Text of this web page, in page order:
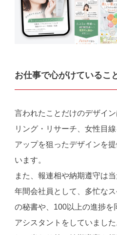
お仕事で心がけているこ
言われたことだけのデザイ
リング・リサーチ、女性目
アップを狙ったデザインを
います。
また、報連相や納期遵守は
年間会社員として、多忙な
の秘書や、100以上の進捗を
アシスタントをしていまし